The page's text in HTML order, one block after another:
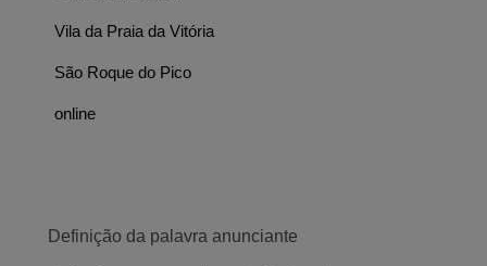
Vila da Praia da Vitória
São Roque do Pico
online
Definição da palavra anunciante